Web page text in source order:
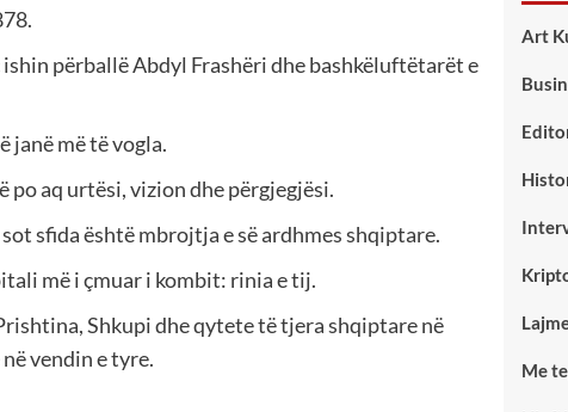
përballë Abdyl Frashëri dhe bashkëluftëtarët e
janë më të vogla.
po aq urtësi, vizion dhe përgjegjësi.
sfida është mbrojtja e së ardhmes shqiptare.
më i çmuar i kombit: rinia e tij.
Shkupi dhe qytete të tjera shqiptare në
vendin e tyre.
Art
Me